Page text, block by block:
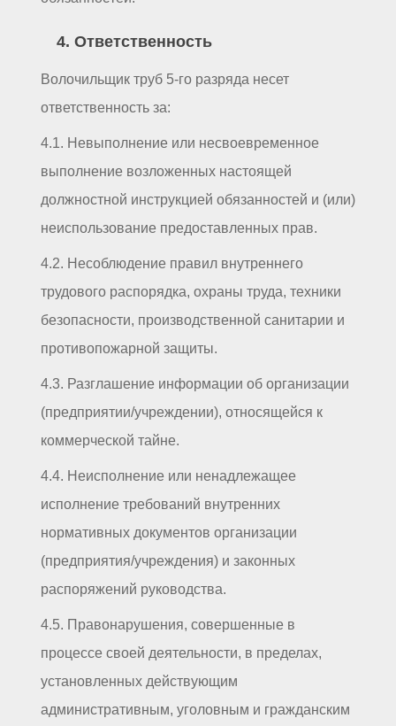
4. Ответственность
Волочильщик труб 5-го разряда несет
ответственность за:
4.1. Невыполнение или несвоевременное
выполнение возложенных настоящей
должностной инструкцией обязанностей и (или)
неиспользование предоставленных прав.
4.2. Несоблюдение правил внутреннего
трудового распорядка, охраны труда, техники
безопасности, производственной санитарии и
противопожарной защиты.
4.3. Разглашение информации об организации
(предприятии/учреждении), относящейся к
коммерческой тайне.
4.4. Неисполнение или ненадлежащее
исполнение требований внутренних
нормативных документов организации
(предприятия/учреждения) и законных
распоряжений руководства.
4.5. Правонарушения, совершенные в
процессе своей деятельности, в пределах,
установленных действующим
административным, уголовным и гражданским